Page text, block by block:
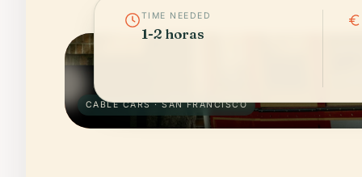
CABLE CARS · SAN FRANCISCO
TIME NEEDED
1-2 horas